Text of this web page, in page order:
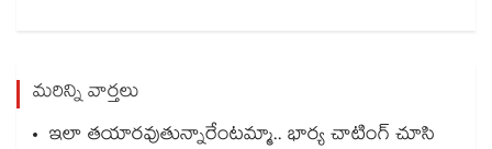
మరిన్ని వార్తలు
ఇలా తయారవుతున్నారేంటమ్మా.. భార్య చాటింగ్ చూసి